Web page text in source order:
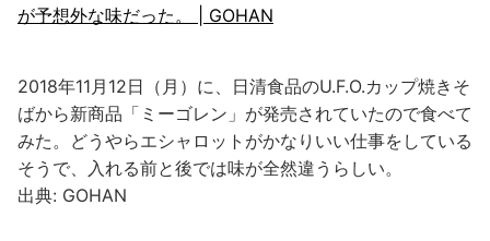
が予想外な味だった。 | GOHAN
2018年11月12日（月）に、日清食品のU.F.O.カップ焼きそ
ばから新商品「ミーゴレン」が発売されていたので食べて
みた。どうやらエシャロットがかなりいい仕事をしている
そうで、入れる前と後では味が全然違うらしい。
出典: GOHAN